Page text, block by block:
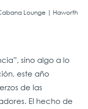
Lounge | Haworth
sino algo a lo
este año
de las
El hecho de